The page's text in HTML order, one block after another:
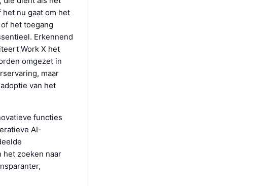
nu gaat om het
het toegang
Erkennend
Work X het
omgezet in
maar
van het
functies
AI-
het zoeken naar